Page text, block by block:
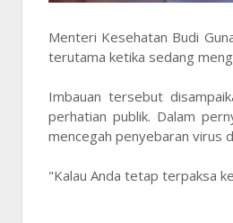
Menteri Kesehatan Budi
terutama ketika sedang
Imbauan tersebut
perhatian publik. Dalam
mencegah penyebaran virus
"Kalau Anda tetap terpaksa